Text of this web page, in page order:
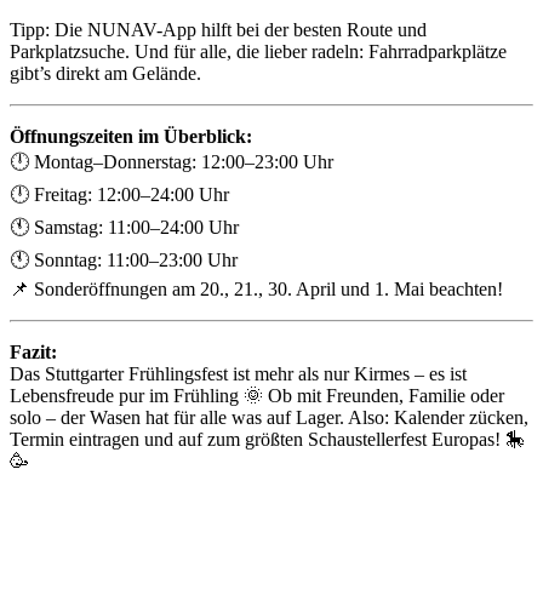
Tipp: Die NUNAV-App hilft bei der besten Route und
Parkplatzsuche. Und für alle, die lieber radeln: Fahrradparkplätze
gibt’s direkt am Gelände.
Öffnungszeiten im Überblick:
🕛 Montag–Donnerstag: 12:00–23:00 Uhr
🕛 Freitag: 12:00–24:00 Uhr
🕚 Samstag: 11:00–24:00 Uhr
🕚 Sonntag: 11:00–23:00 Uhr
📌 Sonderöffnungen am 20., 21., 30. April und 1. Mai beachten!
Fazit:
Das Stuttgarter Frühlingsfest ist mehr als nur Kirmes – es ist
Lebensfreude pur im Frühling 🌞 Ob mit Freunden, Familie oder
solo – der Wasen hat für alle was auf Lager. Also: Kalender zücken,
Termin eintragen und auf zum größten Schaustellerfest Europas! 🎠
🥳